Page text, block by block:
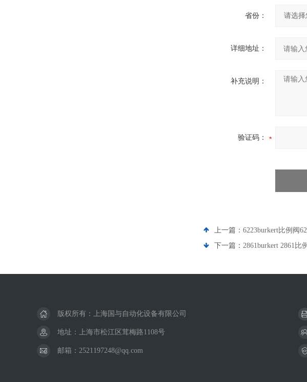
省份：
详细地址：
补充说明：
验证码：
上一篇： 6223burkert比例阀
下一篇： 2861burkert 2861比
版权所有：上海国与自动化设备有限公司
地址：上海市松江区茸梅路1108号
邮箱：2521197248@qq.com